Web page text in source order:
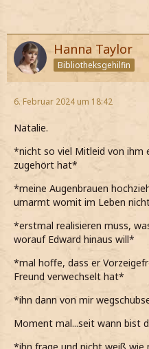
Hanna Taylor
Bibliotheksgehilfin
6. Februar 2024 um 18:42
Natalie.
*nicht so viel Mitleid von
zugehört hat*
*meine Augenbrauen
umarmt womit im Leben
*erstmal realisieren muss,
worauf Edward hinaus will*
*mal hoffe, dass er
Freund verwechselt hat*
*ihn dann von mir
Moment mal...seit wann bist